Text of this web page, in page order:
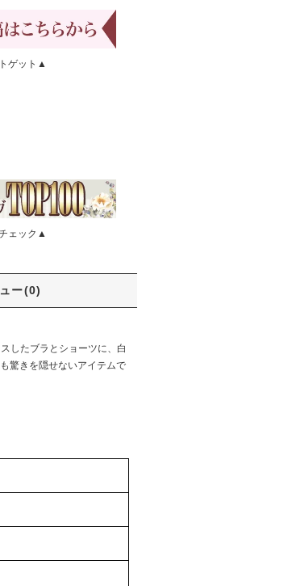
ゲット▲
ェック▲
ー(0)
したブラとショーツに、白
驚きを隠せないアイテムで